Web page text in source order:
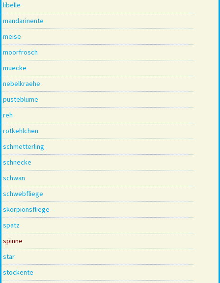
libelle
mandarinente
meise
moorfrosch
muecke
nebelkraehe
pusteblume
reh
rotkehlchen
schmetterling
schnecke
schwan
schwebfliege
skorpionsfliege
spatz
spinne
star
stockente